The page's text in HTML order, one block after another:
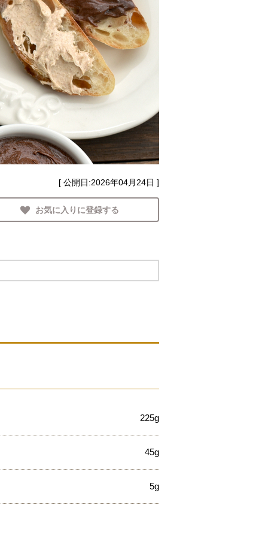
[ 公開日:2026年04月24日 ]
お気に入りに登録する
225g
45g
5g